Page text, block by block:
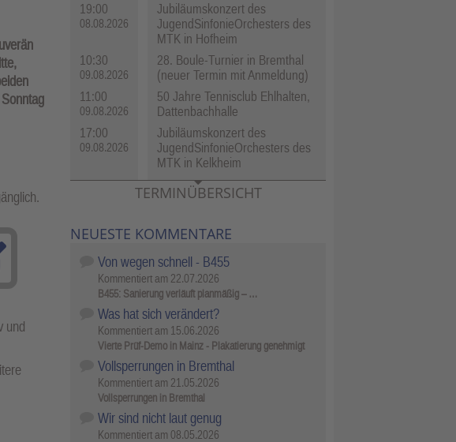
und
19:00
08.08.2026
Jubiläumskonzert des
JugendSinfonieOrchesters des
MTK in Hofheim
10:30
09.08.2026
28. Boule-Turnier in Bremthal
(neuer Termin mit Anmeldung)
11:00
09.08.2026
50 Jahre Tennisclub Ehlhalten,
Dattenbachhalle
17:00
09.08.2026
Jubiläumskonzert des
JugendSinfonieOrchesters des
MTK in Kelkheim
TERMINÜBERSICHT
NEUESTE KOMMENTARE
Von wegen schnell - B455
Kommentiert am 22.07.2026
B455: Sanierung verläuft planmäßig – …
Was hat sich verändert?
Kommentiert am 15.06.2026
Vierte Prüf-Demo in Mainz - Plakatierung genehmigt
Vollsperrungen in Bremthal
Kommentiert am 21.05.2026
Vollsperrungen in Bremthal
Wir sind nicht laut genug
Kommentiert am 08.05.2026